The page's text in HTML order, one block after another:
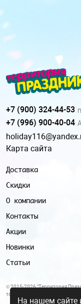
Доставка
Скидки
О компании
Контакты
Акции
Новинки
Статьи
+7 (900) 324-44-53
+7 (996) 900-40-04
Карта сайта
© 2015-2026 "Территория
товаров для праздника.
На нашем сайте